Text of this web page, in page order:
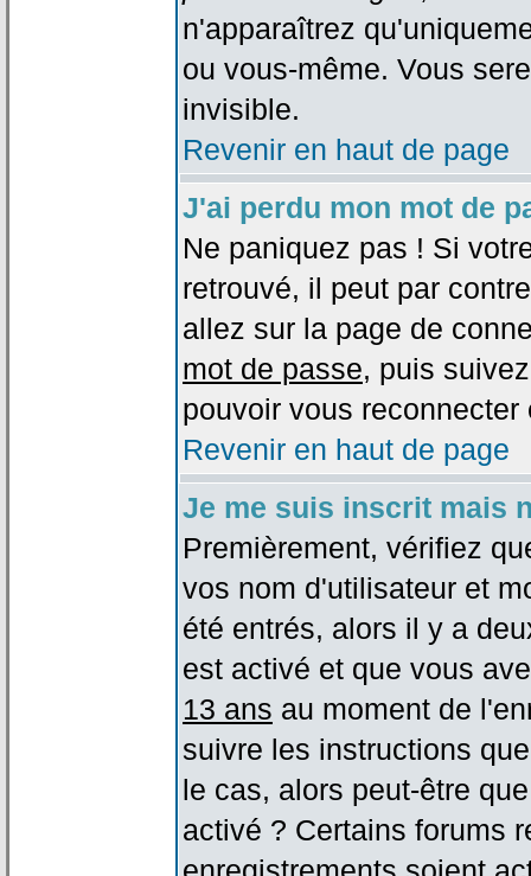
n'apparaîtrez
ou vous-même. Vous
invisible.
Revenir en haut de page
J'ai perdu mon mot de
Ne paniquez pas ! Si
retrouvé, il peut par
allez sur la page de
mot de passe, puis
pouvoir vous
Revenir en haut de page
Je me suis inscrit mais
Premièrement, vérifiez
vos nom d'utilisateur et
été entrés, alors il y a
est activé et que vous
13 ans au moment de
suivre les instructions
le cas, alors peut-être
activé ? Certains forums